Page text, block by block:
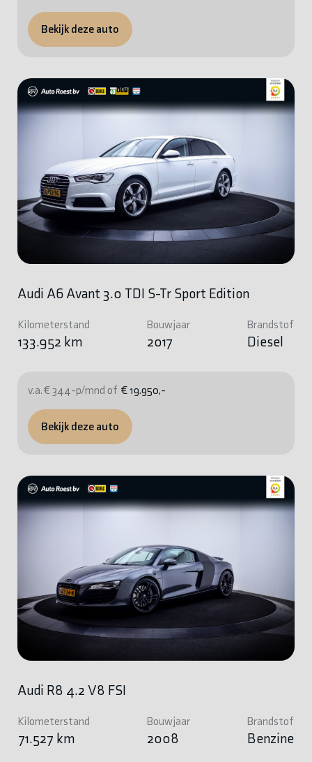
Bekijk deze auto
Audi A6 Avant 3.0 TDI S-Tr Sport Edition
Kilometerstand
133.952 km
Bouwjaar
2017
Brandstof
Diesel
v.a. € 344-p/mnd of € 19.950,-
Bekijk deze auto
Audi R8 4.2 V8 FSI
Kilometerstand
71.527 km
Bouwjaar
2008
Brandstof
Benzine